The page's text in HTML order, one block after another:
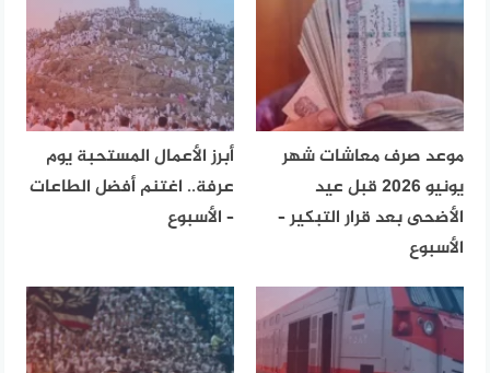
موعد صرف معاشات شهر
يونيو 2026 قبل عيد
الأضحى بعد قرار التبكير –
الأسبوع
أبرز الأعمال المستحبة يوم
عرفة.. اغتنم أفضل الطاعات
– الأسبوع